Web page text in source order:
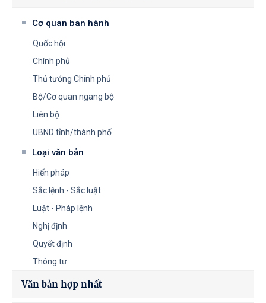
Cơ quan ban hành
Quốc hội
Chính phủ
Thủ tướng Chính phủ
Bộ/Cơ quan ngang bộ
Liên bộ
UBND tỉnh/thành phố
Loại văn bản
Hiến pháp
Sắc lệnh - Sắc luật
Luật - Pháp lệnh
Nghị định
Quyết định
Thông tư
Văn bản hợp nhất